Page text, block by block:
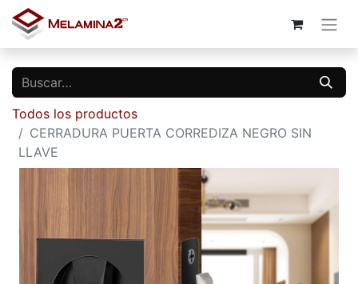
Todos los productos
CERRADURA PUERTA CORREDIZA NEGRO SIN
LLAVE